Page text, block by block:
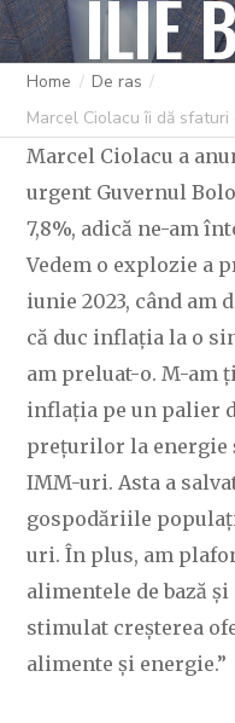
ILIE
C OVIDIU 13
Home
De ras
Marcel Ciolacu îi dă
Marcel Ciolacu a
urgent Guvernul
7,8%, adică ne-am
Vedem o explozie a
iunie 2023, când am
că duc inflația la o
am preluat-o. M-am
inflația pe un palier
prețurilor la energie
IMM-uri. Asta a
gospodăriile
uri. În plus, am
alimentele de bază
stimulat creșterea
alimente și energie.”